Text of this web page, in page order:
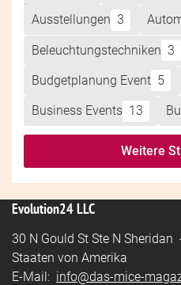
Ausstellungen 3
Beleuchtungstechniken 3
Budgetplanung Event 5
Business Events 13
Weitere
Evolution24 LLC
30 N Gould St Ste N
Staaten von Amerika
E-Mail: info@das-mice-